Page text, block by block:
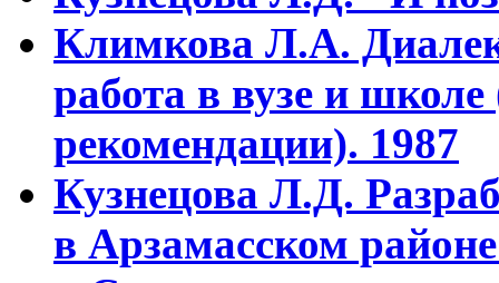
Климкова Л.А.
работа в вузе и
рекомендации). 1987
Кузнецова Л.Д.
в Арзамасском